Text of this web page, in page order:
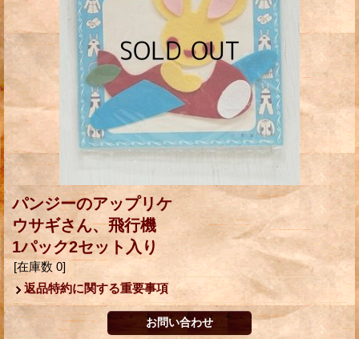
パンジーのアップリケ
ウサギさん、飛行機
1パック2セット入り
[在庫数 0]
返品特約に関する重要事項